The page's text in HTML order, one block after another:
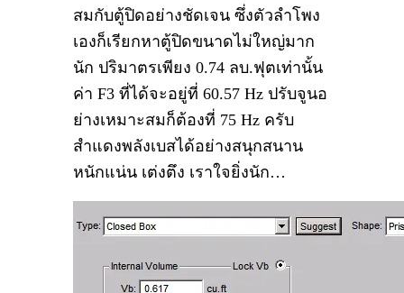
สมกับตู้ปิดอย่างชัดเจน ซึ่งตัวลำโพง
เองก็เรียกหาตู้ปิดขนาดไม่ใหญ่มาก
นัก ปริมาตรเพียง 0.74 ลบ.ฟุตเท่านั้น
ค่า F3 ที่ได้จะอยู่ที่ 60.57 Hz ปรับจูนอ
ย่างเหมาะสมก็ต้องที่ 75 Hz ครับ
สำแดงพลังเบสได้อย่างสนุกสนาน
หนักแน่น เต่งตึง เราใจยิ่งนัก…